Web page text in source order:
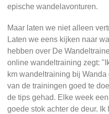
epische wandelavonturen.
Maar laten we niet alleen
Laten we eens kijken naar
hebben over De
online wandeltraining zegt:
km wandeltraining bij
van de trainingen goed te
de tips gehad. Elke week
goede stok achter de deur.